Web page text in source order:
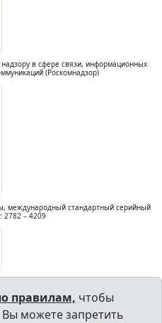
в сфере связи, информационных
(Роскомнадзор)
международный стандартный серийный
2782 – 4209
правилам, чтобы
можете запретить